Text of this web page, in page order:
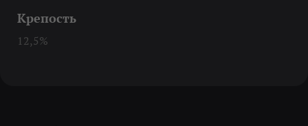
Крепость
12,5%